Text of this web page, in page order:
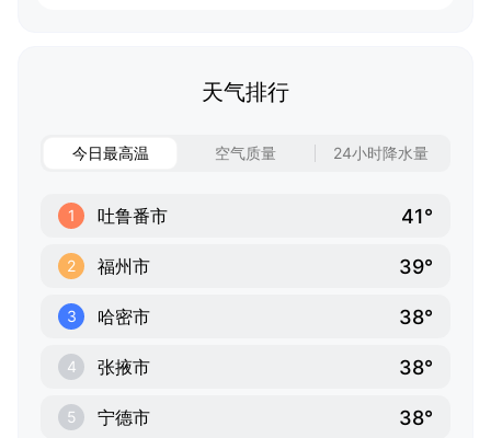
天气排行
今日最高温 空气质量 24小时降水量
1 吐鲁番市 41°
2 福州市 39°
3 哈密市 38°
4 张掖市 38°
5 宁德市 38°